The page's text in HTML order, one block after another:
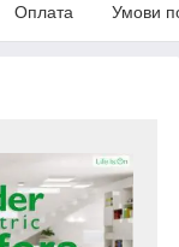
Оплата Умови